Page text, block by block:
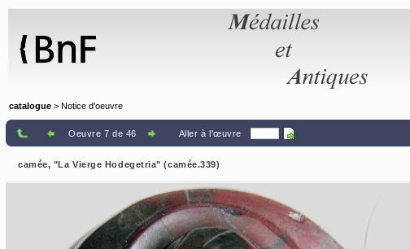
catalogue > Notice d'oeuvre
Oeuvre 7 de 46 Aller à l'œuvre
camée, "La Vierge Hodegetria" (camée.339)